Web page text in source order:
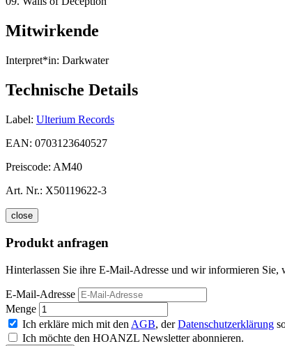
Mitwirkende
Interpret*in: Darkwater
Technische Details
Label: Ulterium Records
EAN: 0703123640527
Preiscode: AM40
Art. Nr.: X50119622-3
close
Produkt anfragen
Hinterlassen Sie ihre E-Mail-Adresse und wir informieren Sie,
E-Mail-Adresse
Menge
Ich erkläre mich mit den AGB, derDatenschutzerklärung
Ich möchte den HOANZL Newsletter abonnieren.